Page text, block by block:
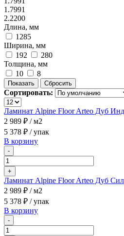
1.7991
2.2200
Длина, мм
1285
Ширина, мм
192
280
Толщина, мм
10
8
Сортировать:
Ламинат Alpine Floor Arteo Дуб
2 989 ₽ / м2
5 378 ₽ / упак
В корзину
-
+
Ламинат Alpine Floor Arteo Дуб
2 989 ₽ / м2
5 378 ₽ / упак
В корзину
-